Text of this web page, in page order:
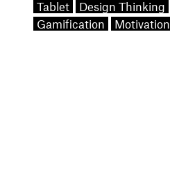
Tablet
Design Thinking
Gamification
Motivation